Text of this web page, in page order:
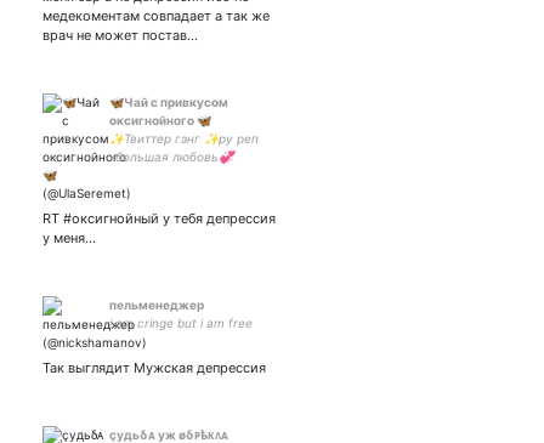
компьютерной графики |
OC/Canon | Self insert
медекоментам совпадает а так же
врач не может постав…
🦋Чай с привкусом
оксигнойного 🦋
✨Твиттер гэнг ✨ру реп
-большая любовь💞
ю .Шарим за все всем
кисам пис 💌🥵Загадочная
юная девушка 🥵аххпхээпх
RT #оксигнойный у тебя депрессия
у меня…
пельменеджер
i am cringe but i am free
Так выглядит Мужская депрессия
çудьδᴀ уж øδᴩѣᴋᴧᴀ